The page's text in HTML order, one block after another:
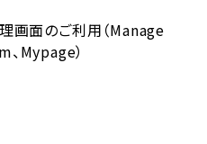
利用（Manage
Mypage）